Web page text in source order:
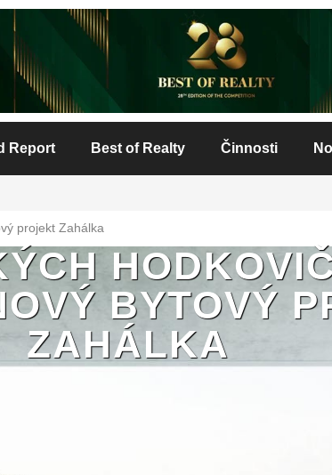
Report Best of Realty Činnosti
projekt Zahálka
BYTOVÝ
ZAHÁLKA